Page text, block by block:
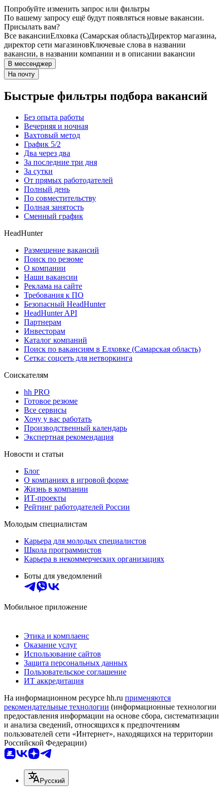
Попробуйте изменить запрос или фильтры
По вашему запросу ещё будут появляться новые вакансии.
Присылать вам?
Все вакансииЕлховка (Самарская область)Директор магазина,
директор сети магазиновКлючевые слова в названии
вакансии, в названии компании и в описании вакансии
В мессенджер
На почту
Быстрые фильтры подбора вакансий
Без опыта работы
Вечерняя и ночная
Вахтовый метод
График 5/2
Два через два
За последние три дня
За сутки
От прямых работодателей
Полный день
По совместительству
Полная занятость
Сменный график
HeadHunter
Размещение вакансий
Поиск по резюме
О компании
Наши вакансии
Реклама на сайте
Требования к ПО
Безопасный HeadHunter
HeadHunter API
Партнерам
Инвесторам
Каталог компаний
Поиск по вакансиям в Елховке (Самарская область)
Сетка: соцсеть для нетворкинга
Соискателям
hh PRO
Готовое резюме
Все сервисы
Хочу у вас работать
Производственный календарь
Экспертная рекомендация
Новости и статьи
Блог
О компаниях в игровой форме
Жизнь в компании
ИТ-проекты
Рейтинг работодателей России
Молодым специалистам
Карьера для молодых специалистов
Школа программистов
Карьера в некоммерческих организациях
Боты для уведомлений
Мобильное приложение
Этика и комплаенс
Оказание услуг
Использование сайтов
Защита персональных данных
Пользовательское соглашение
ИТ аккредитация
На информационном ресурсе hh.ru применяются
рекомендательные технологии (информационные технологии
предоставления информации на основе сбора, систематизации
и анализа сведений, относящихся к предпочтениям
пользователей сети «Интернет», находящихся на территории
Российской Федерации)
Русский